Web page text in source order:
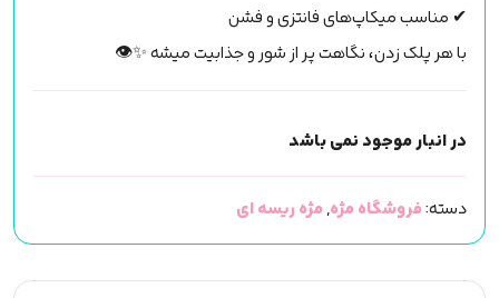
✔ مناسب میکاپ‌های فانتزی و فشن
با هر پلک زدن، نگاهت پر از شور و جذابیت میشه ✨👁
در انبار موجود نمی باشد
دسته:فروشگاه مژه,مژه ریسه ای